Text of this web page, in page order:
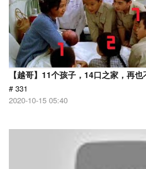
【越哥】11个孩子，14口之家，再
# 331
2020-10-15 05:40